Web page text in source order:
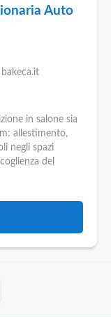
Auto
bakeca.it
in salone sia
allestimento,
negli spazi
del